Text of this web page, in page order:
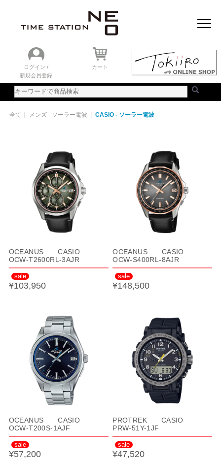
ログイン /
新規会員登録
カート
全て | メンズ - ソーラー電波 | CASIO - ソーラー電波
OCEANUS CASIO
OCW-T2600RL-3AJR
sale
¥103,950
OCEANUS CASIO
OCW-S400RL-8AJR
sale
¥148,500
OCEANUS CASIO
OCW-T200S-1AJF
sale
¥57,200
PROTREK CASIO
PRW-51Y-1JF
sale
¥47,520
おすすめアイテム
ニュース＆トピック
時計を探す
ランキング
ご利用ガイド